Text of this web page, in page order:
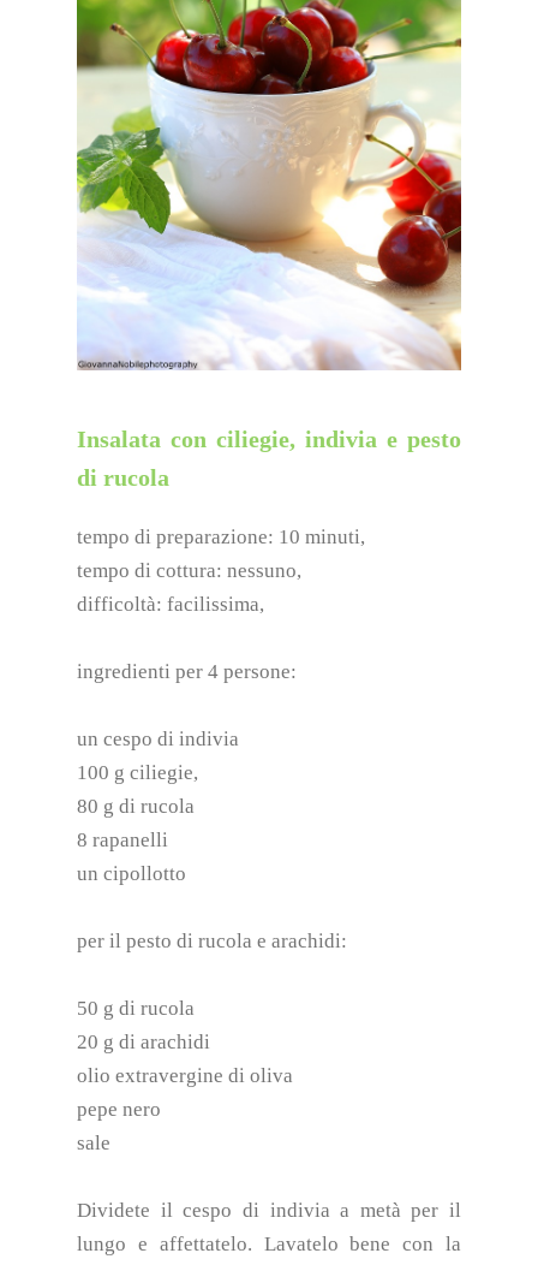
Insalata con ciliegie, indivia e pesto
di rucola
tempo di preparazione: 10 minuti,
tempo di cottura: nessuno,
difficoltà: facilissima,
ingredienti per 4 persone:
un cespo di indivia
100 g ciliegie,
80 g di rucola
8 rapanelli
un cipollotto
per il pesto di rucola e arachidi:
50 g di rucola
20 g di arachidi
olio extravergine di oliva
pepe nero
sale
Dividete il cespo di indivia a metà per il
lungo e affettatelo. Lavatelo bene con la